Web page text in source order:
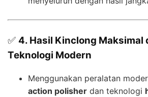
✅ 4. Hasil Kinclong Maksimal
Teknologi Modern
Menggunakan peralatan
action polisher dan teknologi